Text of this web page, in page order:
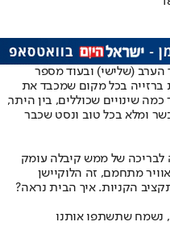
הערב (שלישי) ובעוד מספר
ברזייה בכל מקום שמכבד את
שינויים שכוללים, בין היתר,
ומלא בכל טוב ונסט שכבר
לבריכה של ממש קיבלה עומק
מתחמם, זה הלוקיישן
הקניות. איך הבית נראה?
נשמח שתשתפו אותנו